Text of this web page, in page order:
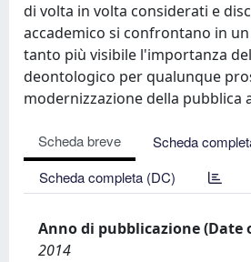
di volta in volta considerati e
accademico si confrontano in
tanto più visibile l'importanza
deontologico per qualunque
modernizzazione della pubblica
Scheda breve
Scheda
Scheda completa (DC)
Anno di pubblicazione (Date
2014